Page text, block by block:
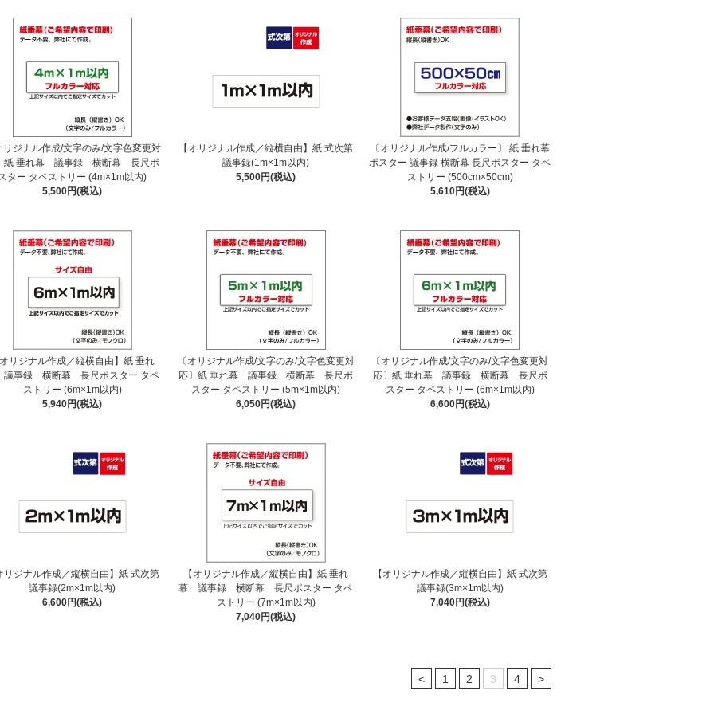
リジナル作成/文字のみ/文字色変更対
紙 垂れ幕 議事録 横断幕 長尺ポ
ター タペストリー (4m×1m以内)
5,500円(税込)
【オリジナル作成／縦横自由】紙 式次第
議事録(1m×1m以内)
5,500円(税込)
〔オリジナル作成/フルカラー〕 紙 垂れ幕
ポスター 議事録 横断幕 長尺ポスター タペ
ストリー (500cm×50cm)
5,610円(税込)
リジナル作成／縦横自由】紙 垂れ
事録 横断幕 長尺ポスター タペ
ストリー (6m×1m以内)
5,940円(税込)
〔オリジナル作成/文字のみ/文字色変更対
応〕紙 垂れ幕 議事録 横断幕 長尺ポ
スター タペストリー (5m×1m以内)
6,050円(税込)
〔オリジナル作成/文字のみ/文字色変更対
応〕紙 垂れ幕 議事録 横断幕 長尺ポ
スター タペストリー (6m×1m以内)
6,600円(税込)
リジナル作成／縦横自由】紙 式次第
議事録(2m×1m以内)
6,600円(税込)
【オリジナル作成／縦横自由】紙 垂れ
幕 議事録 横断幕 長尺ポスター タペ
ストリー (7m×1m以内)
7,040円(税込)
【オリジナル作成／縦横自由】紙 式次第
議事録(3m×1m以内)
7,040円(税込)
< 1 2 3 4 >